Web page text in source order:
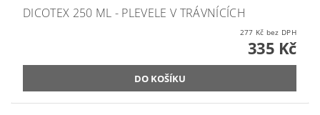
DICOTEX 250 ML - PLEVELE V TRÁVNÍCÍCH
277 Kč bez DPH
335 Kč